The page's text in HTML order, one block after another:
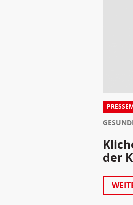
der